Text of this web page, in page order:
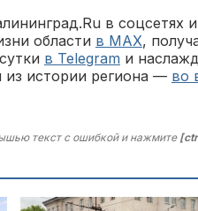
в соцсетях
области в MAX,
в Telegram и
истории региона — во
текст с ошибкой и нажмите